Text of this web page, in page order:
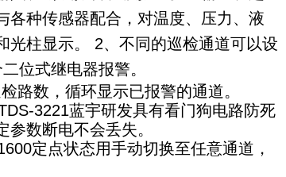
各种传感器配合，对温度、压力、液
光柱显示。 2、不同的巡检通道可以设
位式继电器报警。
路数，循环显示已报警的通道。
3221蓝宇研发具有看门狗电路防死
数断电不会丢失。
定点状态用手动切换至任意通道，